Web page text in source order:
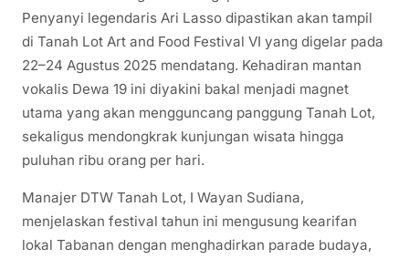
Penyanyi legendaris Ari Lasso dipastikan akan tampil
di Tanah Lot Art and Food Festival VI yang digelar pada
22–24 Agustus 2025 mendatang. Kehadiran mantan
vokalis Dewa 19 ini diyakini bakal menjadi magnet
utama yang akan mengguncang panggung Tanah Lot,
sekaligus mendongkrak kunjungan wisata hingga
puluhan ribu orang per hari.
Manajer DTW Tanah Lot, I Wayan Sudiana,
menjelaskan festival tahun ini mengusung kearifan
lokal Tabanan dengan menghadirkan parade budaya,